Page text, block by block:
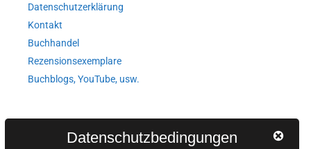
Datenschutzerklärung
Kontakt
Buchhandel
Rezensionsexemplare
Buchblogs, YouTube, usw.
Datenschutzbedingungen